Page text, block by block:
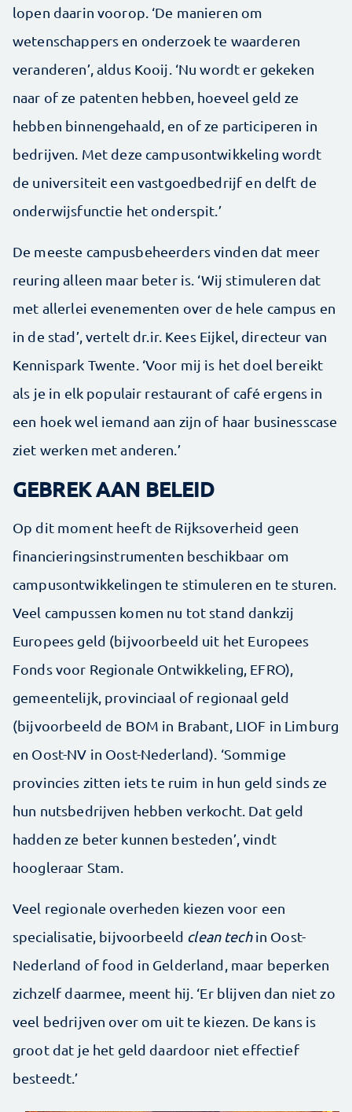
lopen daarin voorop. ‘De manieren om
wetenschappers en onderzoek te waarderen
veranderen’, aldus Kooij. ‘Nu wordt er gekeken
naar of ze patenten hebben, hoeveel geld ze
hebben binnengehaald, en of ze participeren in
bedrijven. Met deze campusontwikkeling wordt
de universiteit een vastgoedbedrijf en delft de
onderwijsfunctie het onderspit.’
De meeste campusbeheerders vinden dat meer
reuring alleen maar beter is. ‘Wij stimuleren dat
met allerlei evenementen over de hele campus en
in de stad’, vertelt dr.ir. Kees Eijkel, directeur van
Kennispark Twente. ‘Voor mij is het doel bereikt
als je in elk populair restaurant of café ergens in
een hoek wel iemand aan zijn of haar businesscase
ziet werken met anderen.’
GEBREK AAN BELEID
Op dit moment heeft de Rijksoverheid geen
financieringsinstrumenten beschikbaar om
campusontwikkelingen te stimuleren en te sturen.
Veel campussen komen nu tot stand dankzij
Europees geld (bijvoorbeeld uit het Europees
Fonds voor Regionale Ontwikkeling, EFRO),
gemeentelijk, provinciaal of regionaal geld
(bijvoorbeeld de BOM in Brabant, LIOF in Limburg
en Oost-NV in Oost-Nederland). ‘Sommige
provincies zitten iets te ruim in hun geld sinds ze
hun nutsbedrijven hebben verkocht. Dat geld
hadden ze beter kunnen besteden’, vindt
hoogleraar Stam.
Veel regionale overheden kiezen voor een
specialisatie, bijvoorbeeld clean techin Oost-
Nederland of food in Gelderland, maar beperken
zichzelf daarmee, meent hij. ‘Er blijven dan niet zo
veel bedrijven over om uit te kiezen. De kans is
groot dat je het geld daardoor niet effectief
besteedt.’